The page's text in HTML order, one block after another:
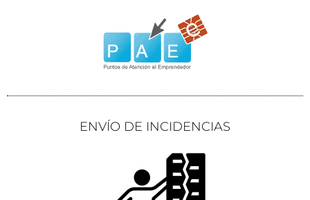
ENVÍO DE INCIDENCIAS